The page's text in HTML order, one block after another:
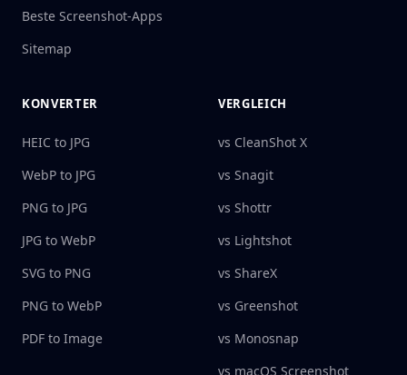
Beste Screenshot-Apps
Sitemap
KONVERTER
HEIC to JPG
WebP to JPG
PNG to JPG
JPG to WebP
SVG to PNG
PNG to WebP
PDF to Image
VERGLEICH
vs CleanShot X
vs Snagit
vs Shottr
vs Lightshot
vs ShareX
vs Greenshot
vs Monosnap
vs macOS Screenshot